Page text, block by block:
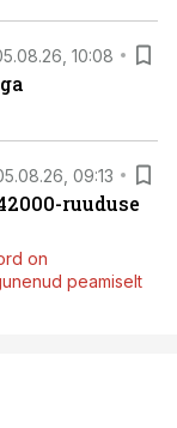
10:08
09:13
ruuduse
on
peamiselt